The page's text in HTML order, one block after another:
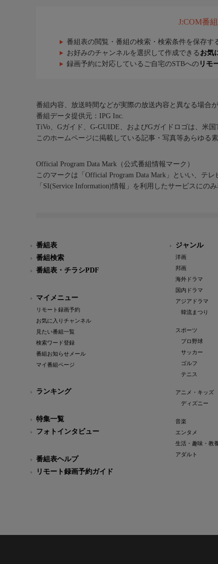
J:COM番
番組表の閲覧・番組の検索・検索条件を保存す
お好みのチャンネルを選択して作成できる お気
録画予約に対応しているご自宅のSTBへの リモ
番組内容、放送時間などが実際の放送内容と異なる場合が
番組データ提供元：IPG Inc.
TiVo、Gガイド、G-GUIDE、およびGガイドロゴは、米
このホームページに掲載している記事・写真等あらゆる
Official Program Data Mark（公式番組情報マーク）
このマークは「Official Program Data Mark」といい、テ
「SI(Service Information)情報」を利用したサービスにの
番組表
番組検索
番組表・チラシPDF
マイメニュー
リモート録画予約
お気に入りチャンネル
見たい番組一覧
検索ワード登録
番組お知らせメール
マイ番組ページ
ランキング
特集一覧
フォトインタビュー
番組表ヘルプ
リモート録画予約ガイド
ジャンル
洋画
邦画
海外ドラマ
国内ドラマ
アジアドラマ
韓流まつり
スポーツ
プロ野球
サッカー
ゴルフ
テニス
アニメ・キッズ
ディズニー
音楽
エンタメ
生活・趣味・教
アダルト